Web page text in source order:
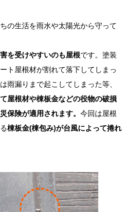
の生活を雨水や太陽光から守って
を受けやすいのも屋根です。塗装
ト屋根材が割れて落下してしまっ
雨漏りまで起こしてしまった等、
屋根材や棟板金などの役物の破損
保険が適用されます。 今回は屋根
棟板金(棟包み)が台風によって捲れ